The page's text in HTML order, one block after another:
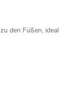
zu den Füßen, ideal